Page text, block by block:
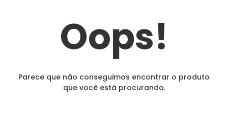
Oops!
Parece que não conseguimos encontrar o produto
que você está procurando.